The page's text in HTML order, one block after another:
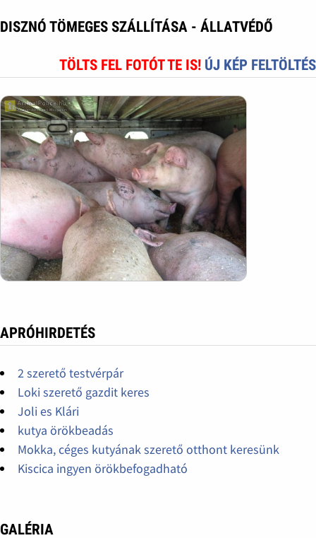
DISZNÓ TÖMEGES SZÁLLÍTÁSA - ÁLLATVÉDŐ
TÖLTS FEL FOTÓT TE IS! ÚJ KÉP FELTÖLTÉS
APRÓHIRDETÉS
2 szerető testvérpár
Loki szerető gazdit keres
Joli es Klári
kutya örökbeadás
Mokka, céges kutyának szerető otthont keresünk
Kiscica ingyen örökbefogadható
GALÉRIA